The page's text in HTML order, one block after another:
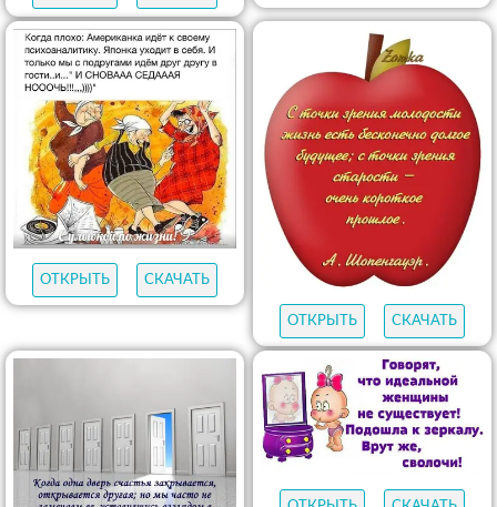
ОТКРЫТЬ СКАЧАТЬ
ОТКРЫТЬ СКАЧАТЬ